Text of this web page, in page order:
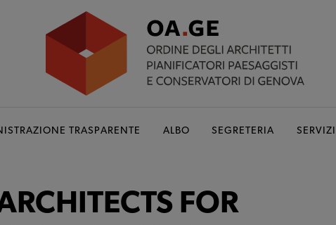
TRASPARENTE ALBO SEGRETERIA SERVIZI
FOR